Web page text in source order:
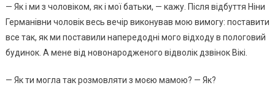
— Як і ми з чоловіком, як і мої батьки, — кажу. Після відбуття Ніни
Германівни чоловік весь вечір виконував мою вимогу: поставити
все так, як ми поставили напередодні мого відходу в пологовий
будинок. А мене від новонародженого відволік дзвінок Вікі.
— Як ти могла так розмовляти з моєю мамою? — Як?